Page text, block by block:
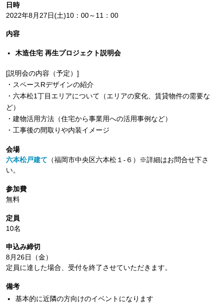
日時
2022年8月27日(土)10：00～11：00
内容
木造住宅 再生プロジェクト説明会
[説明会の内容（予定）]
・スペースRデザインの紹介
・六本松1丁目エリアについて（エリアの変化、賃貸物件の需要な
ど）
・建物活用方法（住宅から事業用への活用事例など）
・工事後の間取りや内装イメージ
会場
六本松戸建て （福岡市中央区六本松１-６）※詳細はお問合せ下さ
い。
参加費
無料
定員
10名
申込み締切
8月26日（金）
定員に達した場合、受付を終了させていただきます。
備考
基本的に近隣の方向けのイベントになります